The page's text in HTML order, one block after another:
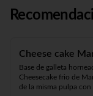
Cheese cake
Base de galleta
Cheesecake frio de
de la misma pulpa con